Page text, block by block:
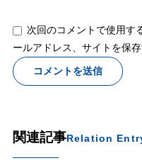
次回のコメントで使用す
ールアドレス、サイトを保存
関連記事Relation